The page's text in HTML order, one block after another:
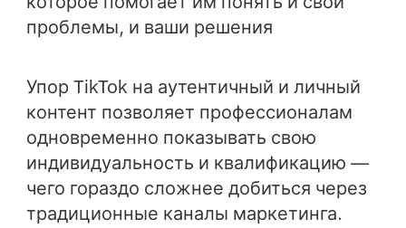
проблемы, и ваши решения
Упор TikTok на аутентичный и личный
контент позволяет профессионалам
одновременно показывать свою
индивидуальность и квалификацию —
чего гораздо сложнее добиться через
традиционные каналы маркетинга.